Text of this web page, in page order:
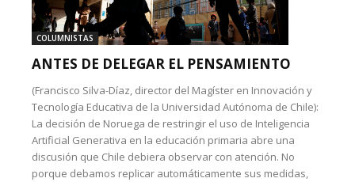
COLUMNISTAS
ANTES DE DELEGAR EL PENSAMIENTO
(Francisco Silva-Díaz, director del Magíster en Innovación y
Tecnología Educativa de la Universidad Autónoma de Chile):
La decisión de Noruega de restringir el uso de Inteligencia
Artificial Generativa en la educación primaria abre una
discusión que Chile debiera observar con atención. No
porque debamos replicar automáticamente sus medidas,